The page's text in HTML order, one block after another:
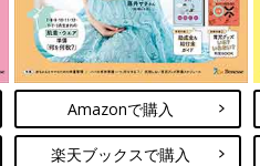
Amazonで購入
楽天ブックスで購入